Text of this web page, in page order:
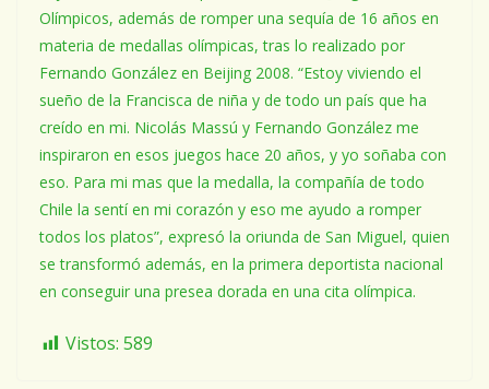
Olímpicos, además de romper una sequía de 16 años en
materia de medallas olímpicas, tras lo realizado por
Fernando González en Beijing 2008. “Estoy viviendo el
sueño de la Francisca de niña y de todo un país que ha
creído en mi. Nicolás Massú y Fernando González me
inspiraron en esos juegos hace 20 años, y yo soñaba con
eso. Para mi mas que la medalla, la compañía de todo
Chile la sentí en mi corazón y eso me ayudo a romper
todos los platos”, expresó la oriunda de San Miguel, quien
se transformó además, en la primera deportista nacional
en conseguir una presea dorada en una cita olímpica.
Vistos: 589